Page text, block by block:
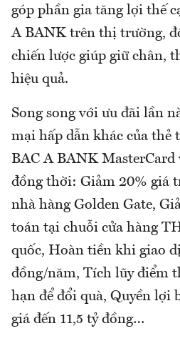
góp phần gia tăng lợi thế
A BANK trên thị trường,
chiến lược giúp giữ chân,
hiệu quả.
Song song với ưu đãi lần
mại hấp dẫn khác của thẻ
BAC A BANK
đồng thời: Giảm 20% giá
nhà hàng Golden Gate,
toán tại chuỗi cửa hàng
quốc, Hoàn tiền khi giao
đồng/năm, Tích lũy điểm
hạn để đổi quà, Quyền lợi
giá đến 11,5 tỷ đồng…